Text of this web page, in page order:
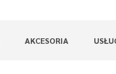
AKCESORIA